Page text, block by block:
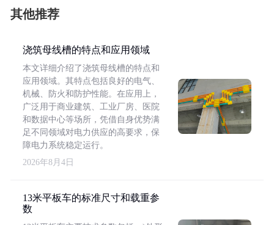
其他推荐
浇筑母线槽的特点和应用领域
本文详细介绍了浇筑母线槽的特点和
应用领域。其特点包括良好的电气、
机械、防火和防护性能。在应用上，
广泛用于商业建筑、工业厂房、医院
和数据中心等场所，凭借自身优势满
足不同领域对电力供应的高要求，保
障电力系统稳定运行。
2026年8月4日
13米平板车的标准尺寸和载重参
数